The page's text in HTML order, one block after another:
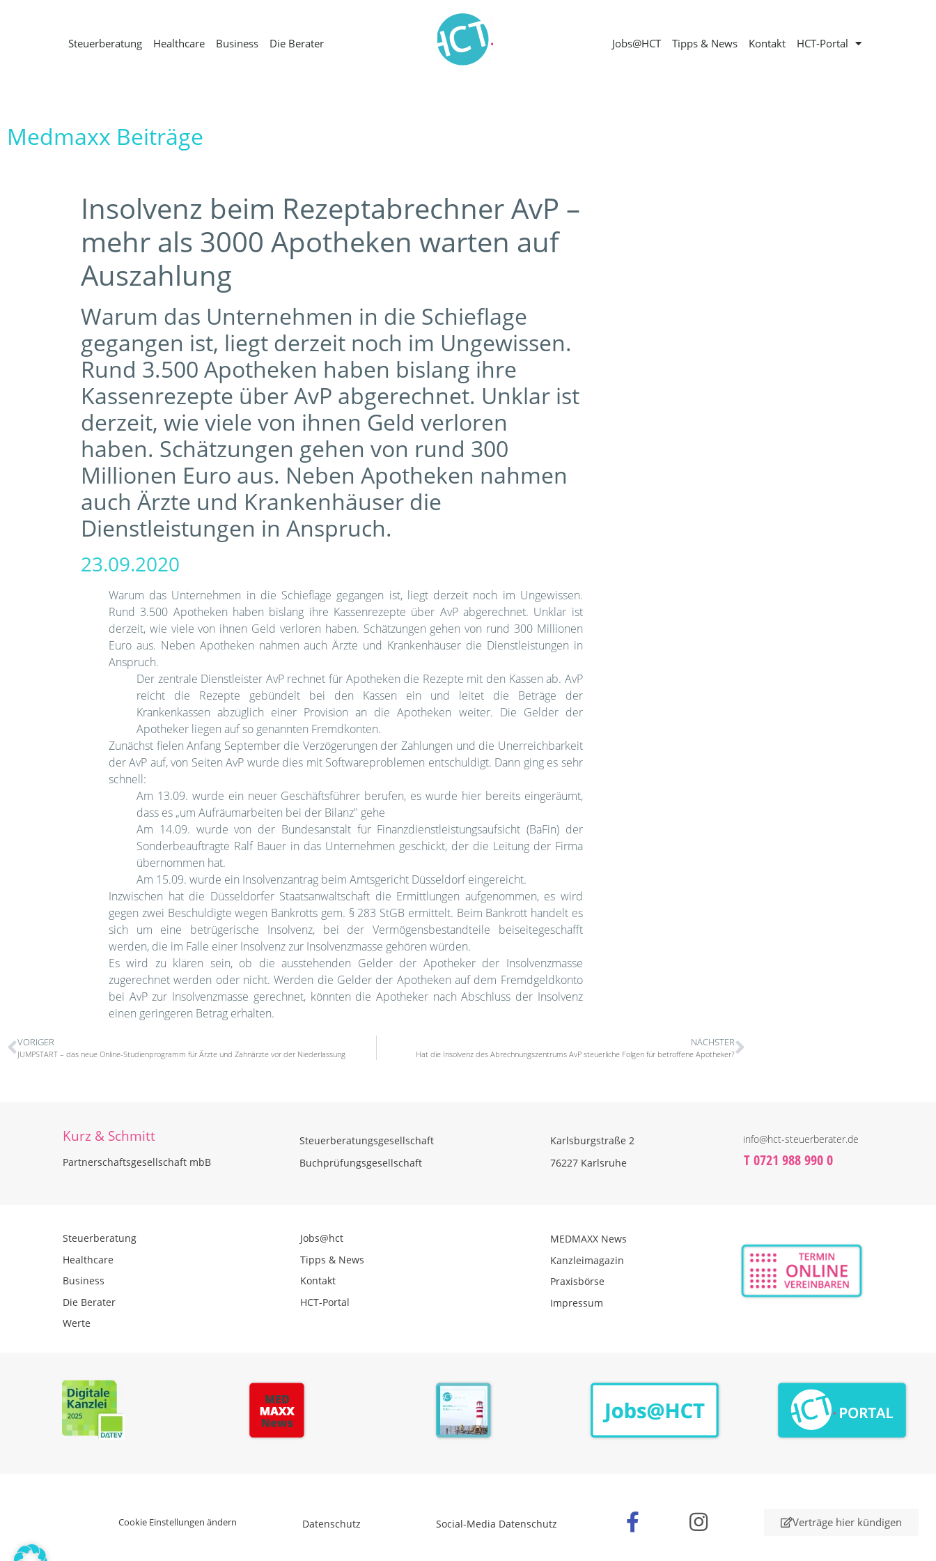
Steuerberatung Healthcare Business Die Berater Jobs@HCT Tipps & News Kontakt HCT-Portal
Medmaxx Beiträge
Insolvenz beim Rezeptabrechner AvP –
mehr als 3000 Apotheken warten auf
Auszahlung
Warum das Unternehmen in die Schieflage
gegangen ist, liegt derzeit noch im Ungewissen.
Rund 3.500 Apotheken haben bislang ihre
Kassenrezepte über AvP abgerechnet. Unklar ist
derzeit, wie viele von ihnen Geld verloren
haben. Schätzungen gehen von rund 300
Millionen Euro aus. Neben Apotheken nahmen
auch Ärzte und Krankenhäuser die
Dienstleistungen in Anspruch.
23.09.2020
Warum das Unternehmen in die Schieflage gegangen ist, liegt derzeit noch im Ungewissen.
Rund 3.500 Apotheken haben bislang ihre Kassenrezepte über AvP abgerechnet. Unklar ist
derzeit, wie viele von ihnen Geld verloren haben. Schätzungen gehen von rund 300 Millionen
Euro aus. Neben Apotheken nahmen auch Ärzte und Krankenhäuser die Dienstleistungen in
Anspruch.
Der zentrale Dienstleister AvP rechnet für Apotheken die Rezepte mit den Kassen ab. AvP
reicht die Rezepte gebündelt bei den Kassen ein und leitet die Beträge der
Krankenkassen abzüglich einer Provision an die Apotheken weiter. Die Gelder der
Apotheker liegen auf so genannten Fremdkonten.
Zunächst fielen Anfang September die Verzögerungen der Zahlungen und die Unerreichbarkeit
der AvP auf, von Seiten AvP wurde dies mit Softwareproblemen entschuldigt. Dann ging es sehr
schnell:
Am 13.09. wurde ein neuer Geschäftsführer berufen, es wurde hier bereits eingeräumt,
dass es „um Aufräumarbeiten bei der Bilanz" gehe
Am 14.09. wurde von der Bundesanstalt für Finanzdienstleistungsaufsicht (BaFin) der
Sonderbeauftragte Ralf Bauer in das Unternehmen geschickt, der die Leitung der Firma
übernommen hat.
Am 15.09. wurde ein Insolvenzantrag beim Amtsgericht Düsseldorf eingereicht.
Inzwischen hat die Düsseldorfer Staatsanwaltschaft die Ermittlungen aufgenommen, es wird
gegen zwei Beschuldigte wegen Bankrotts gem. § 283 StGB ermittelt. Beim Bankrott handelt es
sich um eine betrügerische Insolvenz, bei der Vermögensbestandteile beiseitegeschafft
werden, die im Falle einer Insolvenz zur Insolvenzmasse gehören würden.
Es wird zu klären sein, ob die ausstehenden Gelder der Apotheker der Insolvenzmasse
zugerechnet werden oder nicht. Werden die Gelder der Apotheken auf dem Fremdgeldkonto
bei AvP zur Insolvenzmasse gerechnet, könnten die Apotheker nach Abschluss der Insolvenz
einen geringeren Betrag erhalten.
VORIGER
JUMPSTART – das neue Online-Studienprogramm für Ärzte und Zahnärzte vor der Niederlassung
NÄCHSTER
Hat die Insolvenz des Abrechnungszentrums AvP steuerliche Folgen für betroffene Apotheker?
Kurz & Schmitt
Partnerschaftsgesellschaft mbB
Steuerberatungsgesellschaft
Buchprüfungsgesellschaft
Karlsburgstraße 2
76227 Karlsruhe
info@hct-steuerberater.de
T 0721 988 990 0
Steuerberatung
Healthcare
Business
Die Berater
Werte
Jobs@hct
Tipps & News
Kontakt
HCT-Portal
MEDMAXX News
Kanzleimagazin
Praxisbörse
Impressum
Cookie Einstellungen ändern Datenschutz Social-Media Datenschutz Verträge hier kündigen